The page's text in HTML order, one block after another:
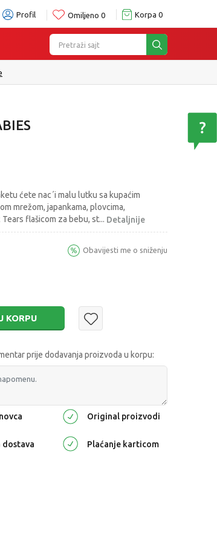
Profil Omiljeno 0 Korpa 0
Pretraži sajt
ćete nac´i malu lutku sa kupaćim
mrežom, japankama, plovcima,
flašicom za bebu, st... Detaljnije
Obavijesti me o sniženju
KORPU
prije dodavanja proizvoda u korpu:
Original proizvodi
dostava Plaćanje karticom